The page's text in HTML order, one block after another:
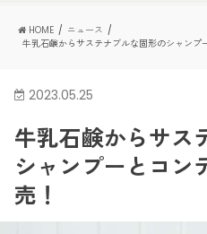
HOME
ニュース
牛乳石鹸からサステナブルな固形のシャンプ
2023.05.25
牛乳石鹸からサス
シャンプーとコン
売！